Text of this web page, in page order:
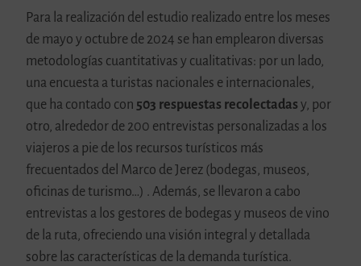
Para la realización del estudio realizado entre los meses
de mayo y octubre de 2024 se han emplearon diversas
metodologías cuantitativas y cualitativas: por un lado,
una encuesta a turistas nacionales e internacionales,
que ha contado con 503 respuestas recolectadas y, por
otro, alrededor de 200 entrevistas personalizadas a los
viajeros a pie de los recursos turísticos más
frecuentados del Marco de Jerez (bodegas, museos,
oficinas de turismo…) . Además, se llevaron a cabo
entrevistas a los gestores de bodegas y museos de vino
de la ruta, ofreciendo una visión integral y detallada
sobre las características de la demanda turística.